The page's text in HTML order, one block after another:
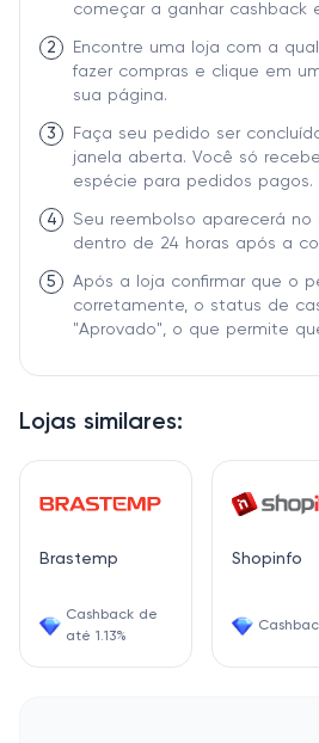
Lojas similares:
Brastemp
Cashback de
até 1.13%
Shopinfo
começar a ganhar cashback
2
Encontre uma loja com a
fazer compras e clique em
sua página.
3
Faça seu pedido ser
janela aberta. Você só
espécie para pedidos pagos.
4
Seu reembolso aparecerá no
dentro de 24 horas após a
5
Após a loja confirmar que o
corretamente, o status de
"Aprovado", o que permite